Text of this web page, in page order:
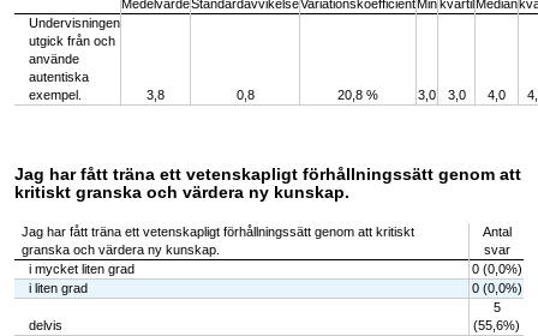
MedelvärdeStandardavvikelseVariationskoefficientMinkvartilMedian
Undervisningen
utgick från och
använde
autentiska
exempel.
3,8 0,8 20,8 % 3,0 3,0 4,0
Jag har fått träna ett vetenskapligt förhållningssätt genom att
kritiskt granska och värdera ny kunskap.
Jag har fått träna ett vetenskapligt förhållningssätt genom att kritiskt
granska och värdera ny kunskap.
Antal
svar
i mycket liten grad
0 (0,0%)
i liten grad
0 (0,0%)
delvis
5
(55,6%)